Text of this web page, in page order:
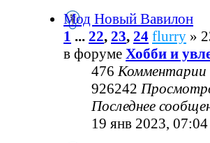
Мод Новый Вавилон
1 ... 22, 23, 24 flurry »
в форуме Хобби и
476Комментарии
926242
Последнее
19 янв 2023, 07:04